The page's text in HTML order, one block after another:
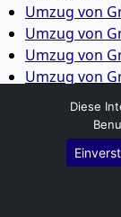
Umzug von
Umzug von
Umzug von
Umzug von
Umzug von
Umzug von
Umzug von
Umzug von
Umzug von
Umzug von
Diese